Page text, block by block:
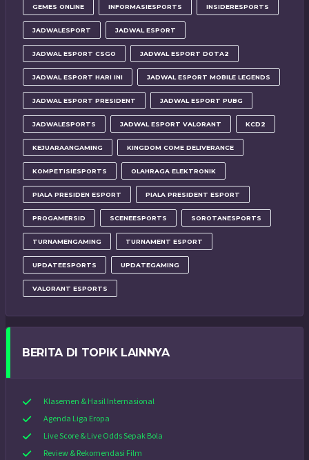
GEMES ONLINE INFORMASIESPORTS INSIDERESPORTS
JADWALESPORT JADWAL ESPORT
JADWAL ESPORT CSGO JADWAL ESPORT DOTA2
JADWAL ESPORT HARI INI JADWAL ESPORT MOBILE LEGENDS
JADWAL ESPORT PRESIDENT JADWAL ESPORT PUBG
JADWALESPORTS JADWAL ESPORT VALORANT KCD2
KEJUARAANGAMING KINGDOM COME DELIVERANCE
KOMPETISIESPORTS OLAHRAGA ELEKTRONIK
PIALA PRESIDEN ESPORT PIALA PRESIDENT ESPORT
PROGAMERSID SCENEESPORTS SOROTANESPORTS
TURNAMENGAMING TURNAMENT ESPORT
UPDATEESPORTS UPDATEGAMING
VALORANT ESPORTS
BERITA DI TOPIK LAINNYA
Klasemen & Hasil Internasional
Agenda Liga Eropa
Live Score & Live Odds Sepak Bola
Review & Rekomendasi Film